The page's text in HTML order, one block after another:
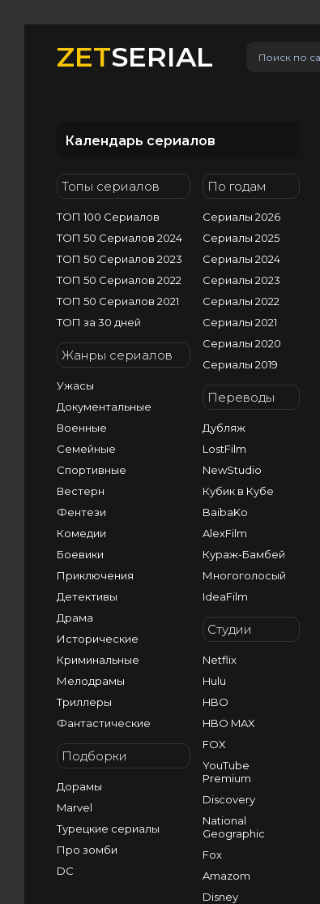
ZETSERIAL
Календарь сериалов
Топы сериалов
ТОП 100 Сериалов
ТОП 50 Сериалов 2024
ТОП 50 Сериалов 2023
ТОП 50 Сериалов 2022
ТОП 50 Сериалов 2021
ТОП за 30 дней
Жанры сериалов
Ужасы
Документальные
Военные
Семейные
Спортивные
Вестерн
Фентези
Комедии
Боевики
Приключения
Детективы
Драма
Исторические
Криминальные
Мелодрамы
Триллеры
Фантастические
Подборки
Дорамы
Marvel
Турецкие сериалы
Про зомби
DC
По годам
Сериалы 2026
Сериалы 2025
Сериалы 2024
Сериалы 2023
Сериалы 2022
Сериалы 2021
Сериалы 2020
Сериалы 2019
Переводы
Дубляж
LostFilm
NewStudio
Кубик в Кубе
BaibaKo
AlexFilm
Кураж-Бамбей
Многоголосый
IdeaFilm
Студии
Netflix
Hulu
HBO
HBO MAX
FOX
YouTube
Premium
Discovery
National
Geographic
Fox
Amazom
Disney